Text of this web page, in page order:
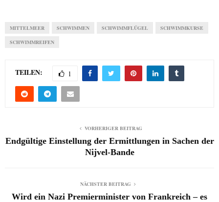
MITTELMEER SCHWIMMEN SCHWIMMFLÜGEL SCHWIMMKURSE
SCHWIMMREIFEN
TEILEN: 1
VORHERIGER BEITRAG
Endgültige Einstellung der Ermittlungen in Sachen der
Nijvel-Bande
NÄCHSTER BEITRAG
Wird ein Nazi Premierminister von Frankreich – es